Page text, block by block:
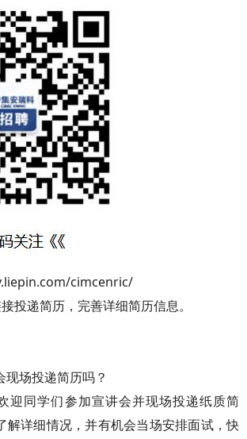
cimcenric/
投递简历，完善详细简历信息。
场投递简历吗？
迎同学们参加宣讲会并现场投递纸质简
解详细情况，并有机会当场安排面试，快